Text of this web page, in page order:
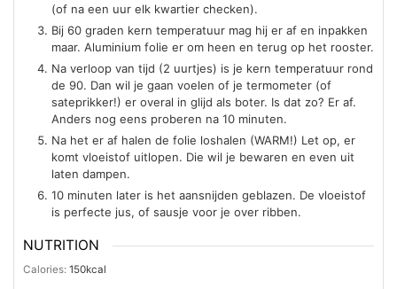
(of na een uur elk kwartier checken).
Bij 60 graden kern temperatuur mag hij er af en inpakken
maar. Aluminium folie er om heen en terug op het rooster.
Na verloop van tijd (2 uurtjes) is je kern temperatuur rond
de 90. Dan wil je gaan voelen of je termometer (of
sateprikker!) er overal in glijd als boter. Is dat zo? Er af.
Anders nog eens proberen na 10 minuten.
Na het er af halen de folie loshalen (WARM!) Let op, er
komt vloeistof uitlopen. Die wil je bewaren en even uit
laten dampen.
10 minuten later is het aansnijden geblazen. De vloeistof
is perfecte jus, of sausje voor je over ribben.
NUTRITION
Calories: 150kcal